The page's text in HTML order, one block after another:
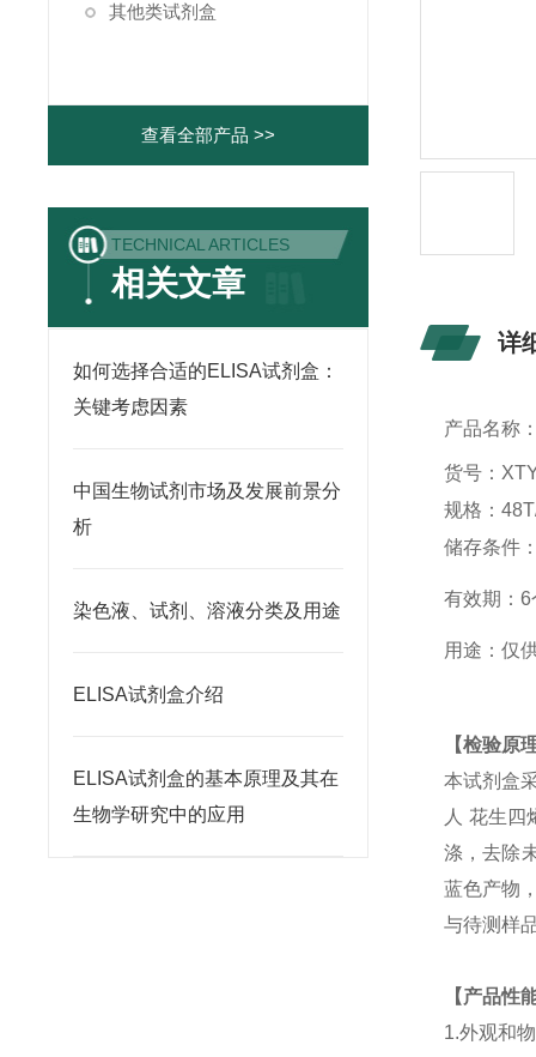
其他类试剂盒
查看全部产品 >>
TECHNICAL ARTICLES
相关文章
如何选择合适的ELISA试剂盒：
关键考虑因素
中国生物试剂市场及发展前景分
析
染色液、试剂、溶液分类及用途
ELISA试剂盒介绍
ELISA试剂盒的基本原理及其在
生物学研究中的应用
详
产品名称
货号： X
规格：
储存条件
有效期：6
用途：仅
【检验原
本试剂盒
人 花生四
涤，去除
蓝色产物
与待测样
【产品性
1.外观和